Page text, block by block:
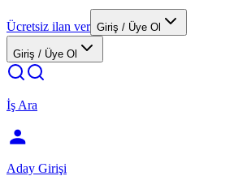
Ücretsiz ilan ver Giriş / Üye Ol
Giriş / Üye Ol
İş Ara
Aday Girişi